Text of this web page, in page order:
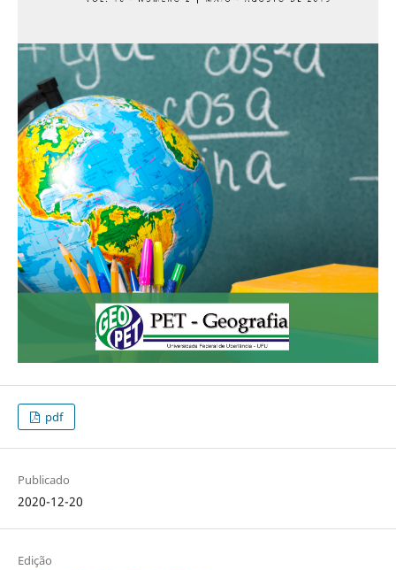
pdf
Publicado
2020-12-20
Edição